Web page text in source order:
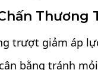
Thương
trượt giảm áp
bằng tránh